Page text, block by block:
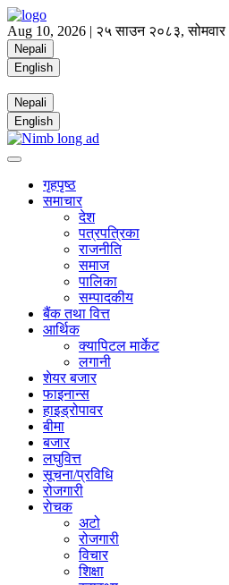
Aug 10, 2026 | २५ साउन २०८३, सोमवार
Nepali
English
Nepali
English
गृहपृष्ठ
समाचार
देश
पत्रपत्रिका
राजनीति
समाज
पालिका
सम्पादकीय
बैंक तथा वित्त
आर्थिक
क्यापिटल मार्केट
लगानी
शेयर बजार
फाइनान्स
हाइड्रोपावर
बीमा
बजार
लघुवित्त
सूचना/प्रविधि
रोजगारी
राेचक
अटो
रोजगारी
विचार
शिक्षा